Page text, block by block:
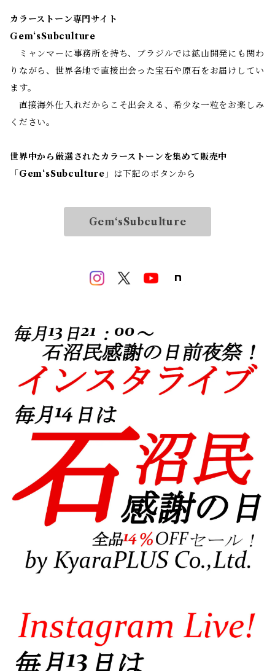
カラーストーン専門サイト
Gem‘sSubculture
ミャンマーに事務所を持ち、ブラジルでは鉱山開発にも関わ
りながら、世界各地で直接出会った宝石や原石をお届けしてい
ます。
直接海外仕入れだからこそ出会える、希少な一粒をお楽しみ
ください。
世界中から厳選されたカラーストーンを集めて販売中
「Gem‘sSubculture 」は下記のボタンから
Gem‘sSubculture